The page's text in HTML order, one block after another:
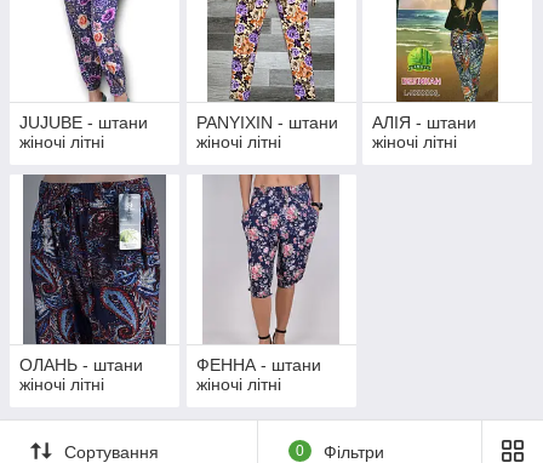
JUJUBE - штани
жіночі літні
PANYIXIN - штани
жіночі літні
АЛІЯ - штани
жіночі літні
ОЛАНЬ - штани
жіночі літні
ФЕННА - штани
жіночі літні
Сортування 0 Фільтри